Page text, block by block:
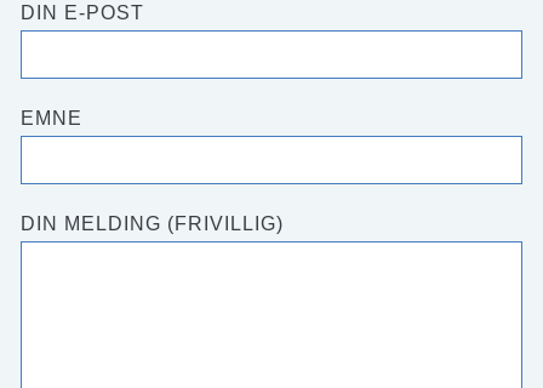
DIN E-POST
EMNE
DIN MELDING (FRIVILLIG)